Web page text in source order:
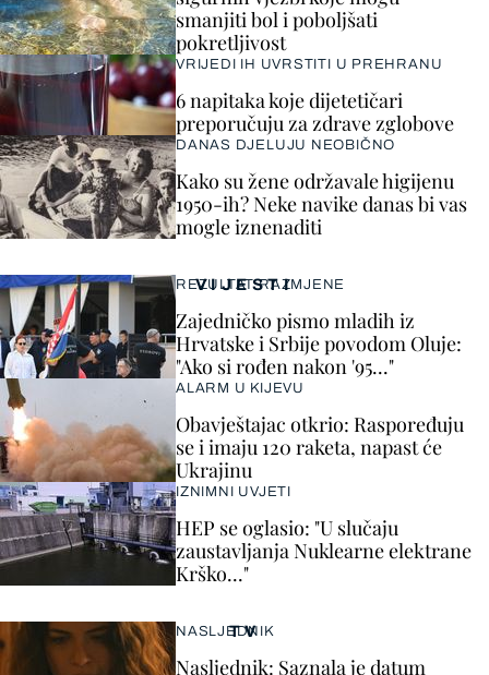
VIJESTI
REZULTAT RAZMJENE
Zajedničko pismo mladih iz
Hrvatske i Srbije povodom Oluje:
"Ako si rođen nakon '95..."
ALARM U KIJEVU
Obavještajac otkrio: Raspoređuju
se i imaju 120 raketa, napast će
Ukrajinu
IZNIMNI UVJETI
HEP se oglasio: "U slučaju
zaustavljanja Nuklearne elektrane
Krško..."
smanjiti bol i poboljšati
pokretljivost
VRIJEDI IH UVRSTITI U PREHRANU
6 napitaka koje dijetetičari
preporučuju za zdrave zglobove
DANAS DJELUJU NEOBIČNO
Kako su žene održavale higijenu
1950-ih? Neke navike danas bi vas
mogle iznenaditi
TV
NASLJEDNIK
Nasljednik: Saznala je datum